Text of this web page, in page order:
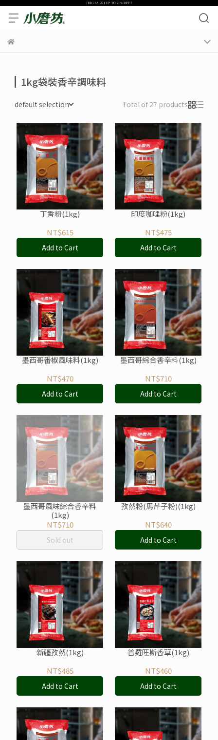
1kg袋裝香辛調味料
default selection Total of 27 products
丁香粉(1kg)
NT$615
Add to Cart
印度咖哩粉(1kg)
NT$475
Add to Cart
墨西哥番椒風味料(1kg)
NT$470
Add to Cart
墨西哥綜合香辛料(1kg)
NT$710
Add to Cart
墨西哥風味綜合香辛料
(1kg)
NT$710
Sold out
孜然粉(馬芹子粉)(1kg)
NT$640
Add to Cart
新疆孜然(1kg)
NT$485
Add to Cart
普羅旺斯香草(1kg)
NT$460
Add to Cart